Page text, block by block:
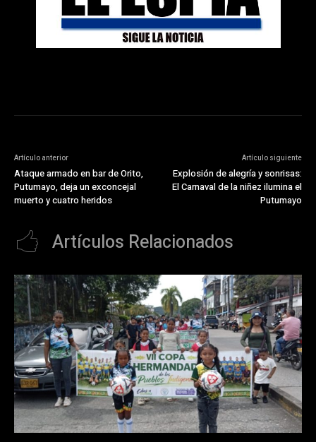
Artículo anterior
Ataque armado en bar de Orito,
Putumayo, deja un exconcejal
muerto y cuatro heridos
Artículo siguiente
Explosión de alegría y sonrisas:
El Carnaval de la niñez ilumina el
Putumayo
Artículos Relacionados